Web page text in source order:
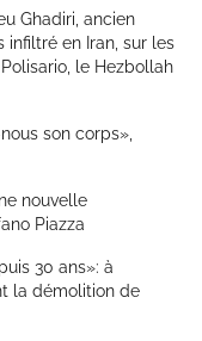
Ghadiri, ancien
en Iran, sur les
le Hezbollah
son corps»,
nouvelle
Piazza
30 ans»: à
la démolition de